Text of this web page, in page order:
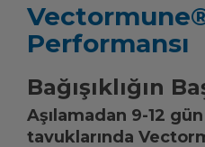
Performansı
Bağışıklığın
Aşılamadan 9-12
tavuklarında